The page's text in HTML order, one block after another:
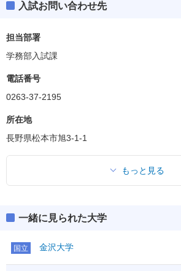
入試お問い合わせ先
担当部署
学務部入試課
電話番号
0263-37-2195
所在地
長野県松本市旭3-1-1
もっと見る
一緒に見られた大学
国立 金沢大学